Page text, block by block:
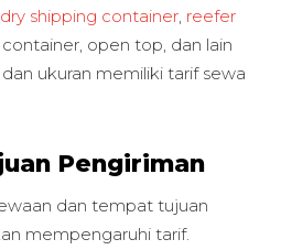
dry shipping container, reefer
open top, dan lain
ukuran memiliki tarif sewa
Pengiriman
dan tempat tujuan
mempengaruhi tarif.